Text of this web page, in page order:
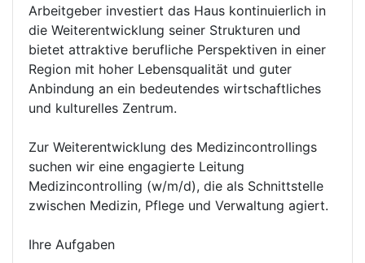
Arbeitgeber investiert das Haus kontinuierlich in
die Weiterentwicklung seiner Strukturen und
bietet attraktive berufliche Perspektiven in einer
Region mit hoher Lebensqualität und guter
Anbindung an ein bedeutendes wirtschaftliches
und kulturelles Zentrum.
Zur Weiterentwicklung des Medizincontrollings
suchen wir eine engagierte Leitung
Medizincontrolling (w/m/d), die als Schnittstelle
zwischen Medizin, Pflege und Verwaltung agiert.
Ihre Aufgaben